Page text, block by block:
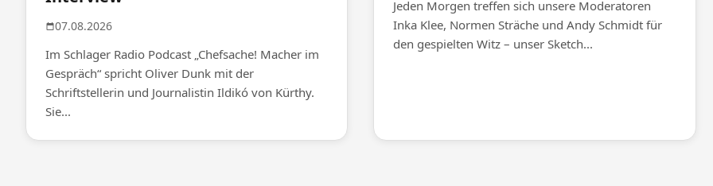
07.08.2026
Im Schlager Radio Podcast „Chefsache! Macher im
Gespräch“ spricht Oliver Dunk mit der
Schriftstellerin und Journalistin Ildikó von Kürthy.
Sie...
Jeden Morgen treffen sich unsere Moderatoren
Inka Klee, Normen Sträche und Andy Schmidt für
den gespielten Witz – unser Sketch...